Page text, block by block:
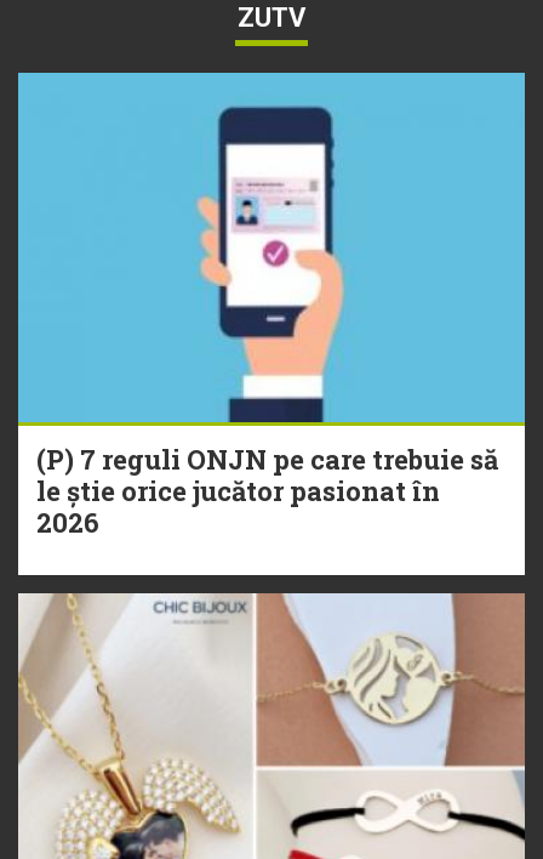
ZUTV
(P) 7 reguli ONJN pe care trebuie să
le știe orice jucător pasionat în
2026